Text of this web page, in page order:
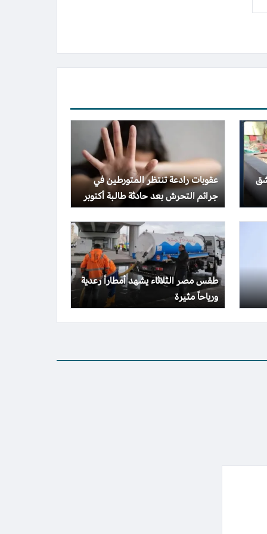
عقوبات رادعة تنتظر المتورطين في
جرائم التحرش بعد حادثة طالبة أكتوبر
طقس مصر الثلاثاء يشهد أمطاراً رعدية
ورياحاً مثيرة